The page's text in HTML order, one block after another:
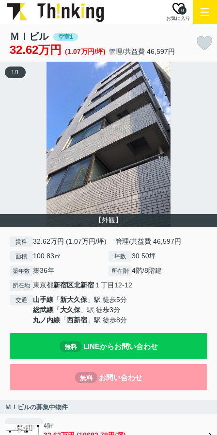
お気に入り
0
ＭＩビル 空室1
32.62万円 (1.07万円/坪) 管理/共益費 46,597円
【外観】
1/1
賃料 32.62万円 (1.07万円/坪) 管理/共益費 46,597円
面積 100.83㎡ 坪数 30.50坪
築年数 築36年 所在階 4階/8階建
所在地 東京都新宿区北新宿１丁目12-12
交通 山手線 「新大久保」駅 徒歩5分
総武線 「大久保」駅 徒歩3分
丸ノ内線 「西新宿 」駅 徒歩8分
無料 LINEからお問い合わせ
無料 お問い合わせ
ＭＩビルの募集中物件
4階